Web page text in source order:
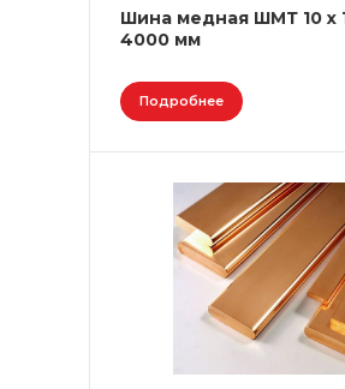
Шина медная ШМТ 10 х
4000 мм
Подробнее